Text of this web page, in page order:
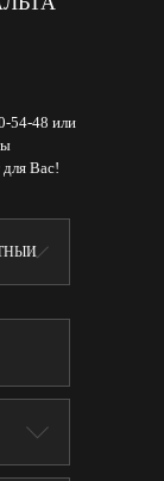
54-48 или
Вас!